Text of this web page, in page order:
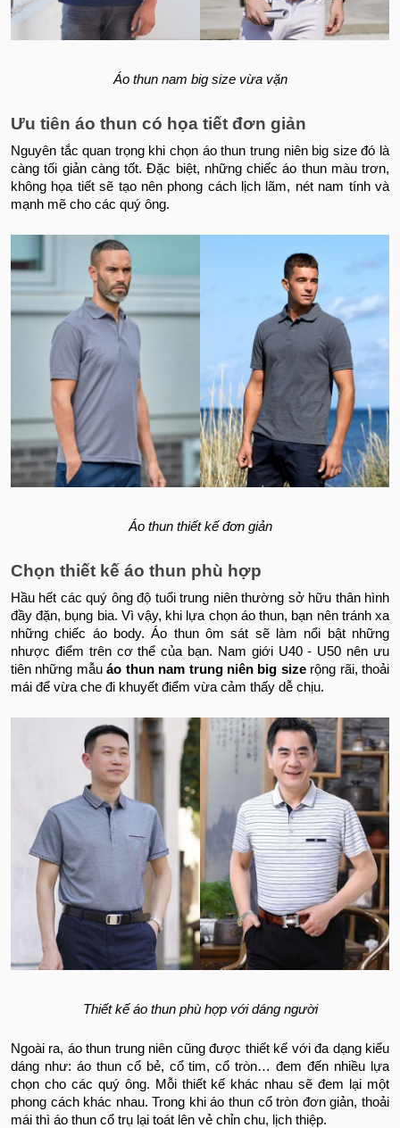
Áo thun nam big size vừa vặn
Ưu tiên áo thun có họa tiết đơn giản
Nguyên tắc quan trọng khi chọn áo thun trung niên big size đó là
càng tối giản càng tốt. Đặc biệt, những chiếc áo thun màu trơn,
không họa tiết sẽ tạo nên phong cách lịch lãm, nét nam tính và
mạnh mẽ cho các quý ông.
Áo thun thiết kế đơn giản
Chọn thiết kế áo thun phù hợp
Hầu hết các quý ông độ tuổi trung niên thường sở hữu thân hình
đầy đặn, bụng bia. Vì vậy, khi lựa chọn áo thun, bạn nên tránh xa
những chiếc áo body. Áo thun ôm sát sẽ làm nổi bật những
nhược điểm trên cơ thể của bạn. Nam giới U40 - U50 nên ưu
tiên những mẫuáo thun nam trung niên big size rộng rãi, thoải
mái để vừa che đi khuyết điểm vừa cảm thấy dễ chịu.
Thiết kế áo thun phù hợp với dáng người
Ngoài ra, áo thun trung niên cũng được thiết kế với đa dạng kiểu
dáng như: áo thun cổ bẻ, cổ tim, cổ tròn… đem đến nhiều lựa
chọn cho các quý ông. Mỗi thiết kế khác nhau sẽ đem lại một
phong cách khác nhau. Trong khi áo thun cổ tròn đơn giản, thoải
mái thì áo thun cổ trụ lại toát lên vẻ chỉn chu, lịch thiệp.